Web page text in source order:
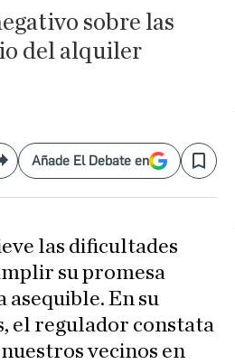
sobre las
del alquiler
Añade El Debate en Save
las dificultades
su promesa
En su
el regulador constata
vecinos en